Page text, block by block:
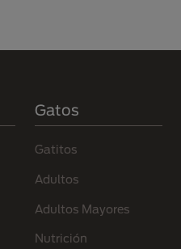
Gatos
Gatitos
Adultos
Adultos Mayores
Nutrición